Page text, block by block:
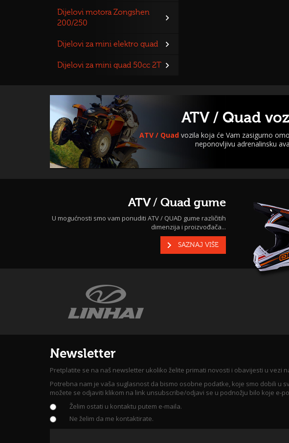
Dijelovi motora Zongshen
200/250
Dijelovi za mini elektro quad
Dijelovi za mini quad 50cc 2T
ATV / Quad
ATV / Quad vozila koja će Vam zasigurno
neponovljivu adrenalinsku
ATV / Quad gume
U mogućnosti smo vam ponuditi ATV / QUAD gume različitih
dimenzija i proizvođača...
SAZNAJ VIŠE
Newsletter
Pretplatite se na naš newsletter ukoliko želite primati novosti i obavijesti u vezi
Potrebna nam je vaša suglasnost da bismo osobne podatke, koje smo dobili u
možete se odjaviti klikom na link unsubscribe/odjavi se u podnožju bilo koje e-
Želim ostati u kontaktu putem e-maila.
Ne želim da me kontaktirate.